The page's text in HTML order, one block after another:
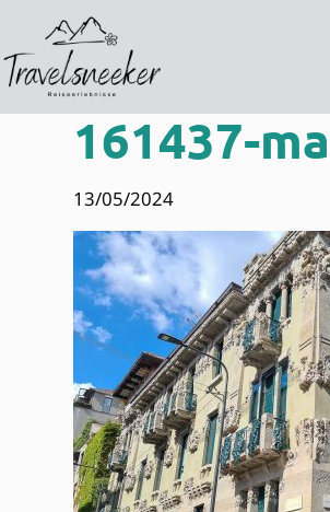
Inhalt
springen
161437-
13/05/2024